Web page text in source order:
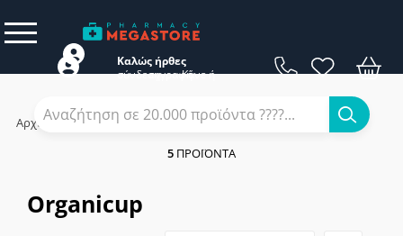
Καλώς ήρθες
Κάνε
σύνδεση ή
εγγραφή
Αρχική / Εταιρίες
Organicup
5 ΠΡΟΪΌΝΤΑ
Organicup